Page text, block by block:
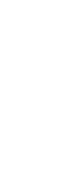
marcas e
2023.